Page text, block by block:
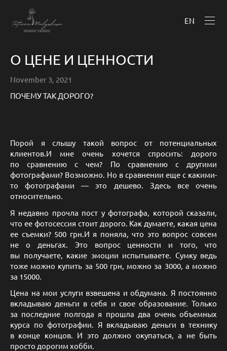
EN
О ЦЕНЕ И ЦЕННОСТИ
November 3, 2021
ПОЧЕМУ ТАК ДОРОГО?
Порой я слышу такой вопрос от потенциальных
клиентов.И мне очень хочется спросить: дорого
по сравнению с чем? По сравнению с другими
фотографами? Возможно. Но в сравнении еще с какими-
то фотографами — это дешево. Здесь все очень
относительно.
Я недавно прочла пост у фотографа, которой сказали,
что ее фотосессия стоит дорого. Как думаете, какая цена
ее съемки? 500 грн.И я поняла, что это вопрос совсем
не о деньгах. Это вопрос ценности и того, что
вы получаете, какие эмоции испытываете. Сумку ведь
тоже можно купить за 500 грн, можно за 3000, а можно
за 15000.
Цена на мои услуги взвешена и обдумана. Я постоянно
вкладываю деньги в себя и свое образование. Только
за последние полгода я прошла два очень объемных
курса по фотографии. Я вкладываю деньги в технику
в конце концов. И это должно окупаться, а не быть
просто дорогим хобби.